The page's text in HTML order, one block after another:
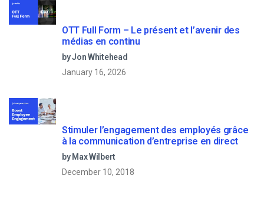
OTT Full Form – Le présent et l’avenir des
médias en continu
by Jon Whitehead
January 16, 2026
Stimuler l’engagement des employés grâce
à la communication d’entreprise en direct
by Max Wilbert
December 10, 2018